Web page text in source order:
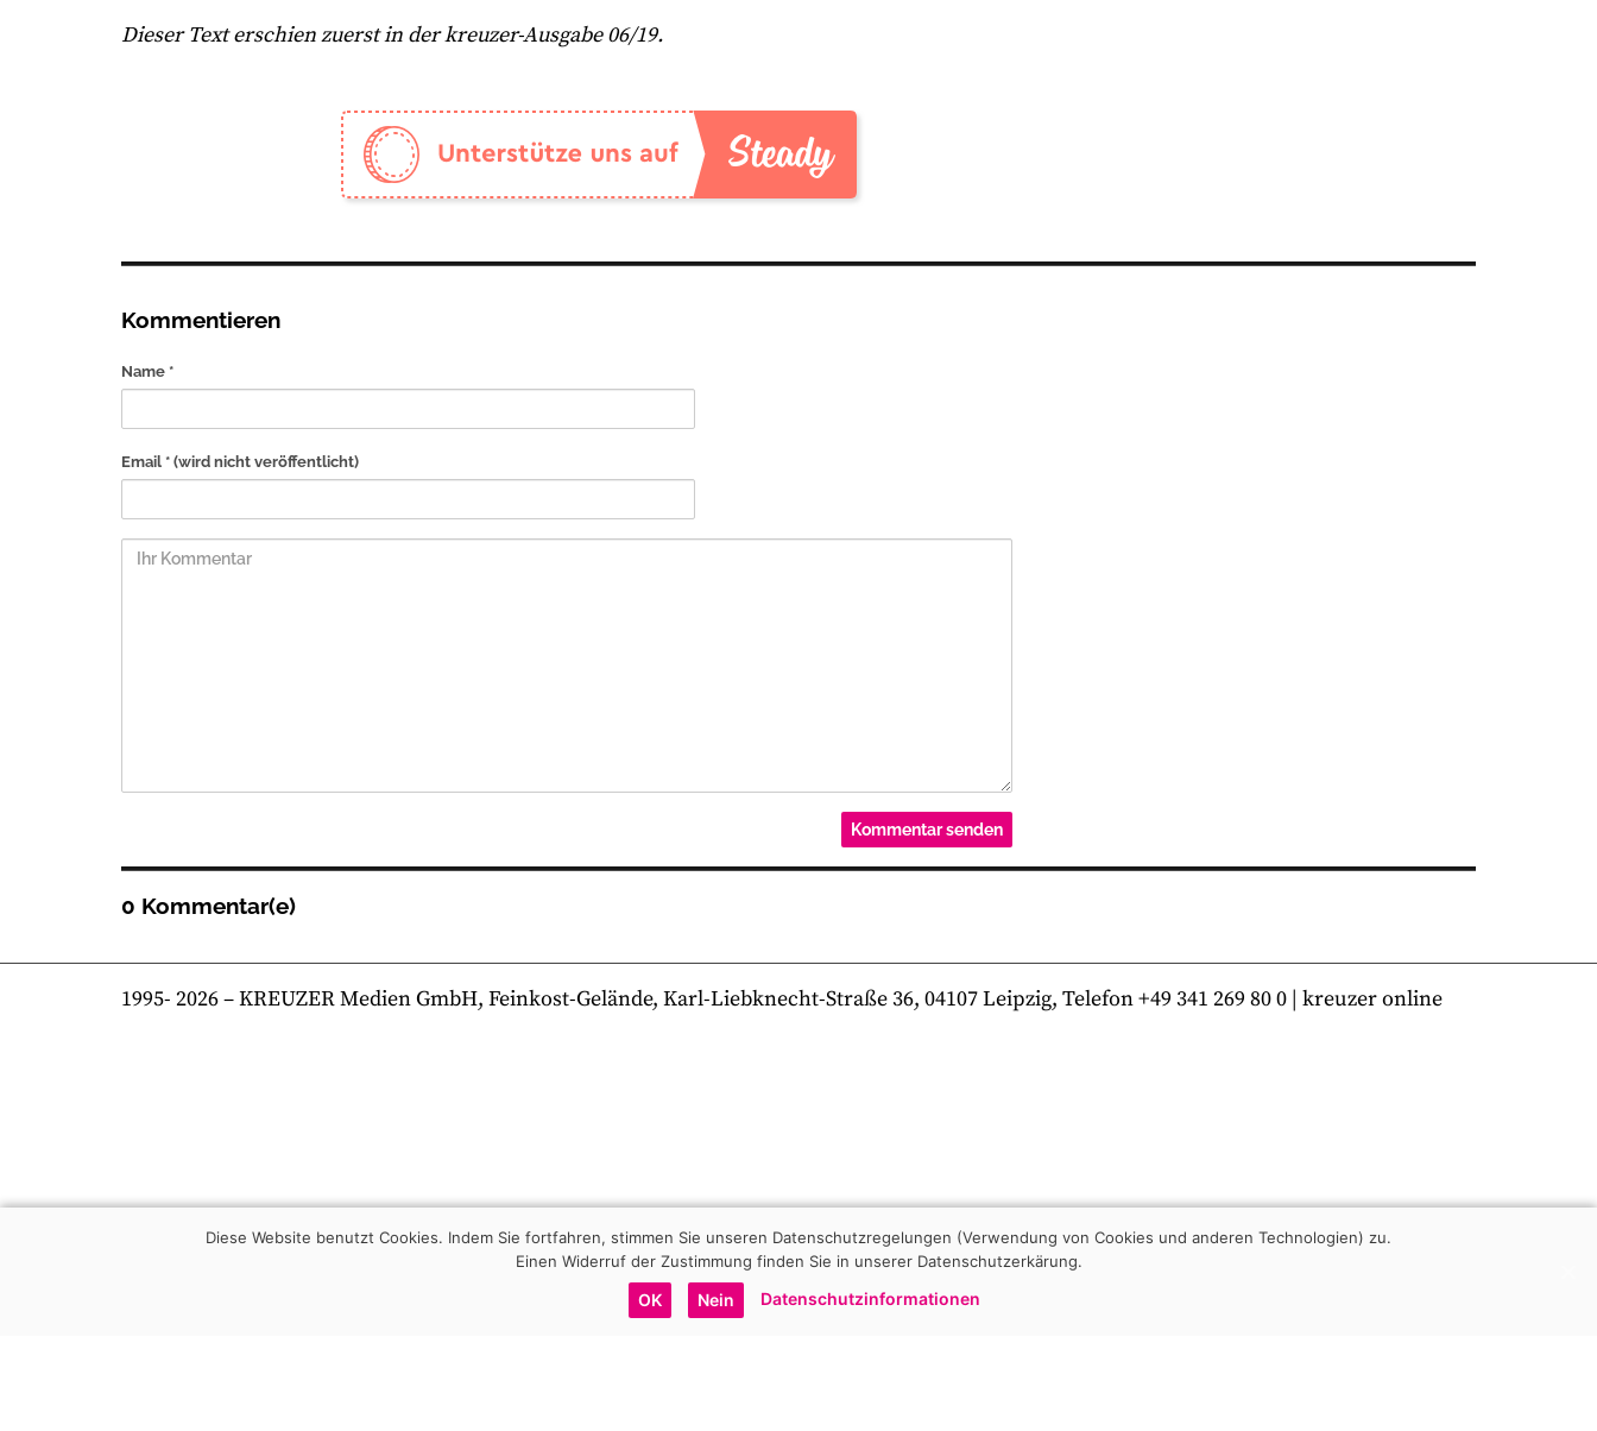
Dieser Text erschien zuerst in der kreuzer-Ausgabe 06/19.
Kommentieren
Name *
Email * (wird nicht veröffentlicht)
0 Kommentar(e)
1995- 2026– KREUZER Medien GmbH, Feinkost-Gelände, Karl-Liebknecht-Straße 36, 04107 Leipzig, Telefon +49 341 269 80 0 | kreuzer online
Diese Website benutzt Cookies. Indem Sie fortfahren, stimmen Sie unseren Datenschutzregelungen (Verwendung von Cookies und anderen Technologien) zu.
Einen Widerruf der Zustimmung finden Sie in unserer Datenschutzerkärung.
OK Nein Datenschutzinformationen